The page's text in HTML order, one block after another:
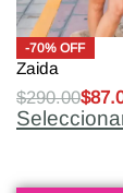
-70% OFF
Zaida
$290.00$